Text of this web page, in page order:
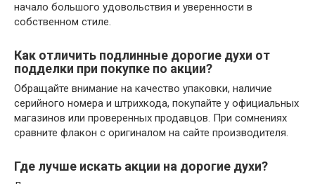
начало большого удовольствия и уверенности в
собственном стиле.
Как отличить подлинные дорогие духи от
подделки при покупке по акции?
Обращайте внимание на качество упаковки, наличие
серийного номера и штрихкода, покупайте у официальных
магазинов или проверенных продавцов. При сомнениях
сравните флакон с оригиналом на сайте производителя.
Где лучше искать акции на дорогие духи?